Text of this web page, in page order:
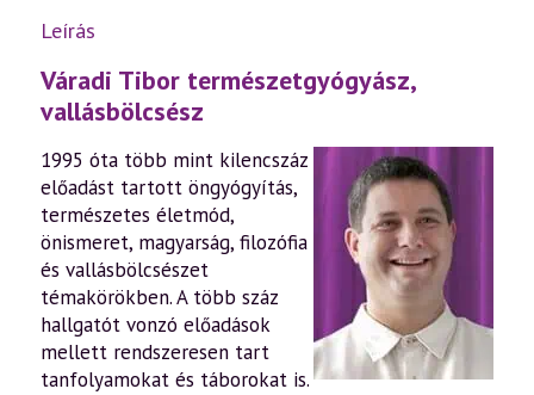
Leírás
Váradi Tibor természetgyógyász,
vallásbölcsész
1995 óta több mint kilencszáz
előadást tartott öngyógyítás,
természetes életmód,
önismeret, magyarság, filozófia
és vallásbölcsészet
témakörökben. A több száz
hallgatót vonzó előadások
mellett rendszeresen tart
tanfolyamokat és táborokat is.